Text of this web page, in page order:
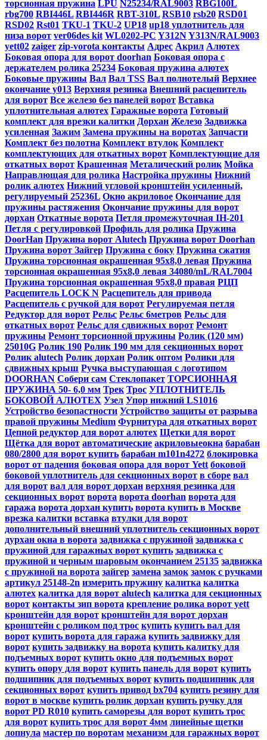
торсионная пружина LPU N25234/RAL9003 RBG100L
rbg700 RBI446L RBI446R RBT-310L RSB10 rsb20 RSD01
RSD02 Rst01 TKU-1 TKU-2 UP18 up18 уплотнитель для
низа ворот ver06des kit WL0202-PC Y312NY313N/RAL9003
yett02 zaiger zip-vorota контакты Адрес Акрил Алютех
Боковая опора для ворот doorhan Боковая опора с
держателем ролика 25234 Боковая пружина алютех
Боковые пружины Вал Вал TSS Вал полнотелый Верхнее
окончание y013 Верхняя резинка Внешний расцепитель
для ворот Все железо без панелей ворот Вставка
уплотнительная алютех Гаражные ворота Готовый
комплект для врезки калитки Дорхан Железо Задвижка
усиленная Зажим Замена пружины на воротах Запчасти
Комплект без полотна Комплект втулок Комплект
комплектующих для откатных ворот Комплектующие для
откатных ворот Крашенная Металический ролик Мойка
Направлющая для ролика Настройка пружины Нижний
ролик алютех Нижний угловой кронштейн усиленный,
регулируемый 25236L Окно акриловое Окончание для
пружины растяжения Окончание пружины для ворот
дорхан Откатные ворота Петля промежуточная IH-201
Петля с регулировкой Профиль для ролика Пружина
DoorHan Пружина ворот Alutech Пружина ворот Doorhan
Пружина ворот Зайгер Пружина с боку Пружина сжатия
Пружина торсионная окрашенная 95х8,0 левая Пружина
торсионная окрашенная 95х8,0 левая 34080/mL/RAL7004
Пружина торсионная окрашенная 95х8,0 правая РЦП
Расцепитель LOCK N Расцепитель для привода
Расцепитель с ручкой для ворот Регулируемая петля
Редуктор для ворот Рельс Рельс 6метров Рельс для
откатных ворот Рельс для сдвижных ворот Ремонт
пружины Ремонт торсионной пружины Ролик (120 мм)
25010G Ролик 190 Ролик 190 мм для секционных ворот
Ролик alutech Ролик дорхан Ролик оптом Ролики для
сдвижных крыш Ручка выступающая c логотипом
DOORHAN Собери сам Стеклопакет ТОРСИОННАЯ
ПРУЖИНА 50- 6,0 мм Трек Трос УПЛОТНИТЕЛЬ
БОКОВОЙ АЛЮТЕХ Узел Упор нижний LS1016
Устройство безопастности Устройство защиты от разрыва
правой пружины Medium Фурнитура для откатных ворот
Цепной редуктор для ворот алютех Щетки для ворот
Щётка для ворот автоматические акриловыеокна барабан
080/2800 для ворот купить барабан m101n4272 блокировка
ворот от падения боковая опора для ворот Yett боковой
боковой уплотнитель для секционных ворот в сборе вал
для ворот вал для ворот дорхан верхняя резинка для
секционных ворот ворота ворота doorhan ворота для
гаража ворота дорхан купить ворота купить в Москве
врезка калитки вставка втулки для ворот
дополнительный внешний уплотнитель секционных ворот
дурхан окна в ворота задвижка с пружиной задвижка с
пружиной для гаражных ворот купить задвижка с
пружиной и черным шаровым окончанием 25135 задвижка
с пружиной на ворота зайгер замена замок замок с ручками
артикул 25148-2n измерить пружину калитка калитка
алютех калитка для ворот alutech калитка для секционных
ворот контакты зип ворота крепление ролика ворот yett
кронштейн для ворот кронштейн для ворот дорхан
кронштейн с роликом под трос купить купить вал для
ворот купить ворота для гаража купить задвижку для
ворот купить задвижку на ворота купить калитку для
подъемных ворот купить окно для подъемных ворот
купить опору для ворот купить панель для ворот купить
подшипник для подъемных ворот купить подшипник для
секционных ворот купить привод bx704 купить резину для
ворот в москве купить ролик дорхан купить ручку для
ворот PD R010 купить саморезы для ворот купить трос
для ворот купить трос для ворот 4мм линейные щетки
лопнула мастер по воротам механизм для гаражных ворот